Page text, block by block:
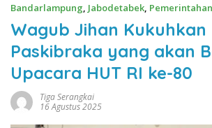
Bandarlampung, Jabodetabek, Pemerintahan
Wagub Jihan Kukuhkan
Paskibraka yang akan
Upacara HUT RI ke-80
Tiga Serangkai
16 Agustus 2025